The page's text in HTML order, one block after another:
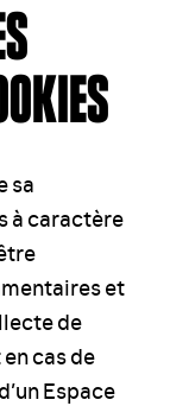
sa
à caractère
et
de
cas de
Espace